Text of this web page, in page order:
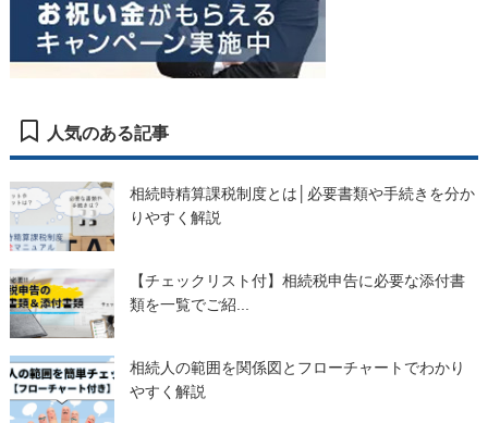
人気のある記事
相続時精算課税制度とは│必要書類や手続きを分か
りやすく解説
【チェックリスト付】相続税申告に必要な添付書
類を一覧でご紹...
相続人の範囲を関係図とフローチャートでわかり
やすく解説